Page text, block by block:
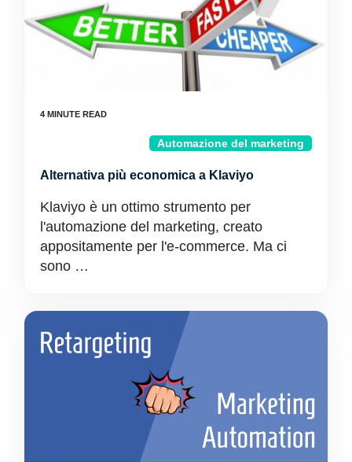
Automazione del marketing
Alternativa più economica a Klaviyo
Klaviyo è un ottimo strumento per
l'automazione del marketing, creato
appositamente per l'e-commerce. Ma ci
sono …